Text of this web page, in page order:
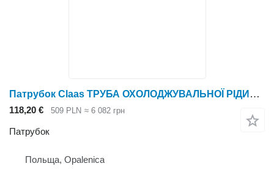
Патрубок Claas ТРУБА ОХОЛОДЖУВАЛЬНОЇ РІДИНИ Lexion 600 0007435592 (Система охолодження) до зернозбирального комбайна Claas Lexion 600
118,20 € 509 PLN ≈ 6 082 грн
Патрубок
Польща, Opalenica